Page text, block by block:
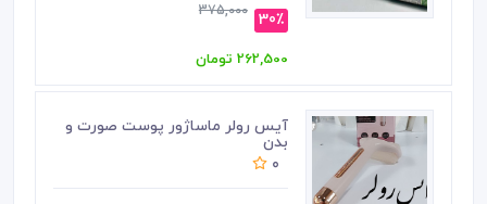
30٪ 375,000
262,500 تومان
آیس رولر ماساژور پوست صورت و
بدن
0